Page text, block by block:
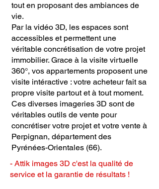
tout en proposant des ambiances de
vie.
Par la vidéo 3D, les espaces sont
accessibles et permettent une
véritable concrétisation de votre projet
immobilier. Grace à la visite virtuelle
360°, vos appartements proposent une
visite intéractive : votre acheteur fait sa
propre visite partout et à tout moment.
Ces diverses imageries 3D sont de
véritables outils de vente pour
concrétiser votre projet et votre vente à
Perpignan, département des
Pyrénées-Orientales (66).
- Attik images 3D c'est la qualité de
service et la garantie de résultats !